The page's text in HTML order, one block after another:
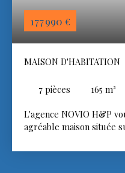
177 990 €
MAISON D'HABITATION
7 pièces 165 m²
L'agence NOVIO H&P
agréable maison située
surface habitable